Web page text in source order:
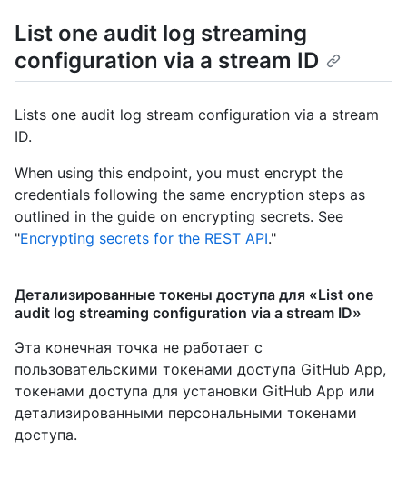
List one audit log streaming
configuration via a stream ID
Lists one audit log stream configuration via a stream
ID.
When using this endpoint, you must encrypt the
credentials following the same encryption steps as
outlined in the guide on encrypting secrets. See
"Encrypting secrets for the REST API."
Детализированные токены доступа для «List one
audit log streaming configuration via a stream ID»
Эта конечная точка не работает с
пользовательскими токенами доступа GitHub App,
токенами доступа для установки GitHub App или
детализированными персональными токенами
доступа.